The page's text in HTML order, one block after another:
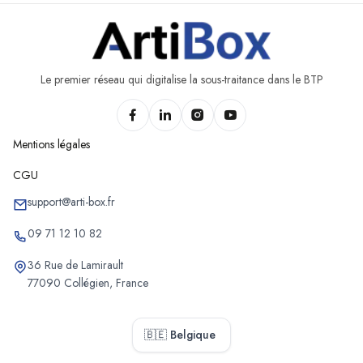
Chantiers d'isolation et aménagement de Nandrin
Chantiers d'isolation et aménagement d'Awans
Chantiers d'isolation et aménagement de Trois-Ponts
Chantiers d'isolation et aménagement d'Héron
Le premier réseau qui digitalise la sous-traitance dans le BTP
Mentions légales
CGU
support@arti-box.fr
09 71 12 10 82
36 Rue de Lamirault
77090 Collégien, France
🇧🇪 Belgique